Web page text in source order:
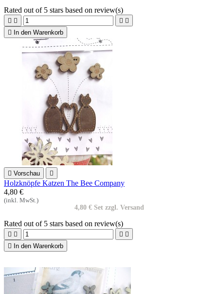
Rated out of 5 stars based on review(s)
   

In den Warenkorb
 Vorschau 
Holzknöpfe Katzen The Bee Company
4,80 €
(inkl. MwSt.)
4,80 € Set zzgl. Versand
Rated out of 5 stars based on review(s)
   

In den Warenkorb